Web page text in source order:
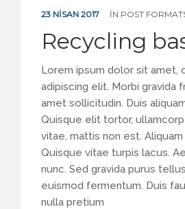
23 NISAN 2017 IN POST
Recycling
Lorem ipsum dolor sit amet,
adipiscing elit. Morbi gravida
amet sollicitudin. Duis
Quisque elit tortor,
vitae, mattis non est.
Quisque vitae turpis lacus.
nunc. Sed gravida purus
euismod fermentum. Duis
nulla pretium